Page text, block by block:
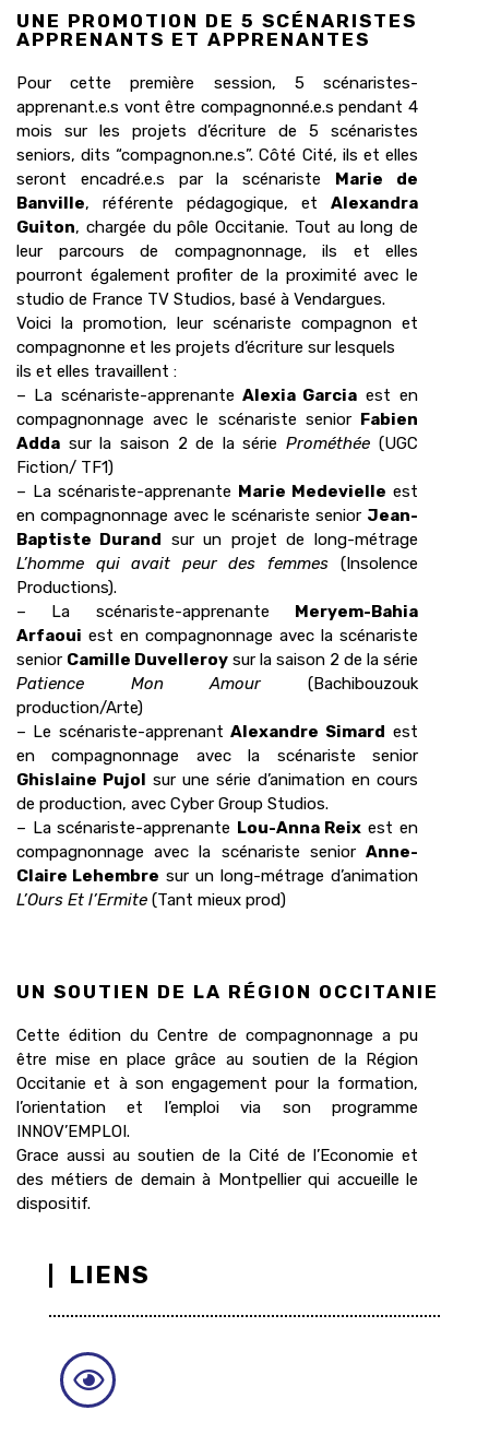
UNE PROMOTION DE 5 SCÉNARISTES
APPRENANTS ET APPRENANTES
Pour cette première session, 5 scénaristes-
apprenant.e.s vont être compagnonné.e.s pendant 4
mois sur les projets d’écriture de 5 scénaristes
seniors, dits “compagnon.ne.s”. Côté Cité, ils et elles
seront encadré.e.s par la scénariste
Marie de
Banville, référente pédagogique, et Alexandra
Guiton, chargée du pôle Occitanie. Tout au long de
leur parcours de compagnonnage, ils et elles
pourront également profiter de la proximité avec le
studio de France TV Studios, basé à Vendargues.
Voici la promotion, leur scénariste compagnon et
compagnonne et les projets d’écriture sur lesquels
ils et elles travaillent :
– La scénariste-apprenante Alexia Garcia est en
compagnonnage avec le scénariste senior
Fabien
Adda sur la saison 2 de la série Prométhée (UGC
Fiction/ TF1)
– La scénariste-apprenante Marie Medevielle est
en compagnonnage avec le scénariste senior Jean-
Baptiste Durand
sur un projet de long-métrage
L’homme qui avait peur des femmes (Insolence
Productions).
– La scénariste-apprenante
Meryem-Bahia
Arfaoui est en compagnonnage avec la scénariste
senior Camille Duvelleroy sur la saison 2 de la série
Patience Mon Amour (Bachibouzouk
production/Arte)
– Le scénariste-apprenant Alexandre Simard est
en compagnonnage avec la scénariste senior
Ghislaine Pujol
sur une série d’animation en cours
de production, avec Cyber Group Studios.
– La scénariste-apprenante Lou-Anna Reix est en
compagnonnage avec la scénariste senior Anne-
Claire Lehembre sur un long-métrage d’animation
L’Ours Et l’Ermite (Tant mieux prod)
UN SOUTIEN DE LA RÉGION OCCITANIE
Cette édition du Centre de compagnonnage a pu
être mise en place grâce au soutien de la Région
Occitanie et à son engagement pour la formation,
l’orientation et l’emploi via son programme
INNOV’EMPLOI.
Grace aussi au soutien de la Cité de l’Economie et
des métiers de demain à Montpellier qui accueille le
dispositif.
LIENS